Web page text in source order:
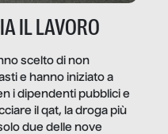
IL LAVORO
scelto di non
e hanno iniziato a
i dipendenti pubblici e
il qat, la droga più
due delle nove